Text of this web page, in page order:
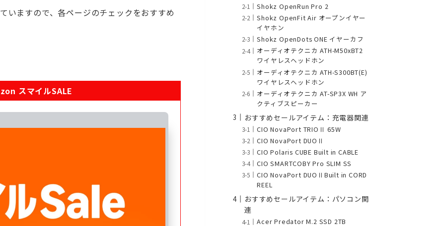
いますので、各ページのチェックをおすすめ
スマイルSALE
Shokz OpenRun Pro 2
Shokz OpenFit Air オープンイヤー
イヤホン
Shokz OpenDots ONE イヤーカフ
オーディオテクニカ ATH-M50xBT2
ワイヤレスヘッドホン
オーディオテクニカ ATH-S300BT(E)
ワイヤレスヘッドホン
オーディオテクニカ AT-SP3X WH ア
クティブスピーカー
おすすめセールアイテム：充電器関連
CIO NovaPort TRIOⅡ 65W
CIO NovaPort DUOⅡ
CIO Polaris CUBE Built in CABLE
CIO SMARTCOBY Pro SLIM SS
CIO NovaPort DUOⅡBuilt in CORD
REEL
おすすめセールアイテム：パソコン関
連
Acer Predator M.2 SSD 2TB